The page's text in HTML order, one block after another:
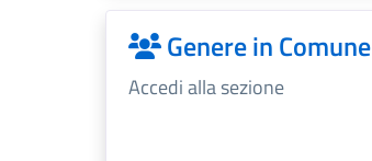
Genere in Comune
Accedi alla sezione